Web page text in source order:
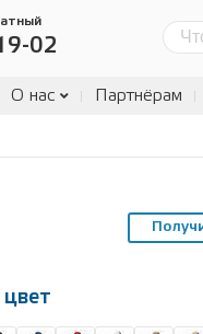
02
О нас Партнёрам